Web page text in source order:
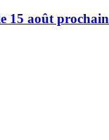
15 août prochain